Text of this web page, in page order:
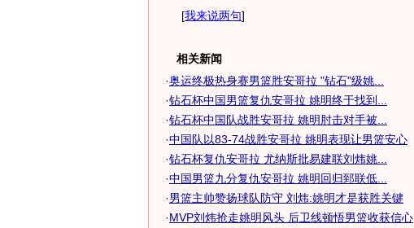
[我来说两句]
相关新闻
·奥运终极热身赛男篮胜安哥拉 "钻石"级姚...
·钻石杯中国男篮复仇安哥拉 姚明终于找到...
·钻石杯中国队战胜安哥拉 姚明肘击对手被...
·中国队以83-74战胜安哥拉 姚明表现让男篮安心
·钻石杯复仇安哥拉 尤纳斯批易建联刘炜姚...
·中国男篮九分复仇安哥拉 姚明回归郅联低...
·男篮主帅赞扬球队防守 刘炜:姚明才是获胜关键
·MVP刘炜抢走姚明风头 后卫线顿悟男篮收获信心